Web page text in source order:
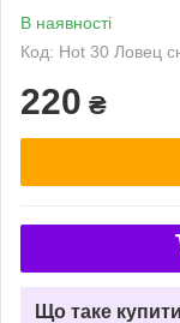
В наявності
Код: Hot 30 Ловец
220 ₴
Що таке